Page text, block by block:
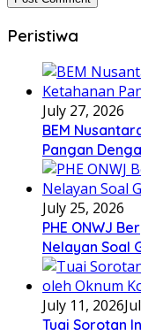
Peristiwa
July 27, 2026
BEM
Pangan
July 25, 2026
PHE ONWJ
Nelayan Soal
July 11, 2026
Tuai Sorotan